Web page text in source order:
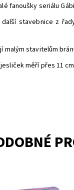
fanoušky seriálu
stavebnice z
stavitelům
měří přes 11